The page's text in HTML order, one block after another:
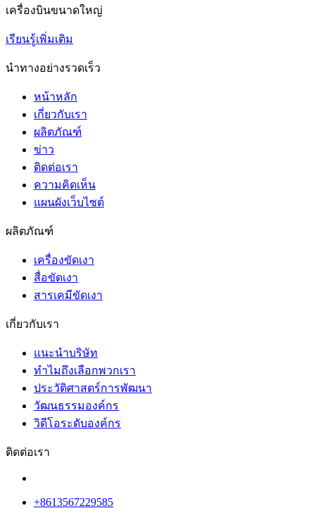
เครื่องบินขนาดใหญ่
เรียนรู้เพิ่มเติม
นำทางอย่างรวดเร็ว
หน้าหลัก
เกี่ยวกับเรา
ผลิตภัณฑ์
ข่าว
ติดต่อเรา
ความคิดเห็น
แผนผังเว็บไซต์
ผลิตภัณฑ์
เครื่องขัดเงา
สื่อขัดเงา
สารเคมีขัดเงา
เกี่ยวกับเรา
แนะนำบริษัท
ทำไมถึงเลือกพวกเรา
ประวัติศาสตร์การพัฒนา
วัฒนธรรมองค์กร
วิดีโอระดับองค์กร
ติดต่อเรา
+8613567229585